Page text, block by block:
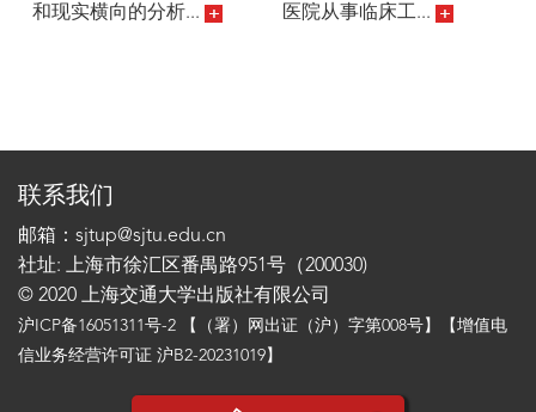
和现实横向的分析...
医院从事临床工...
联系我们
邮箱：sjtup@sjtu.edu.cn
社址: 上海市徐汇区番禺路951号（200030)
© 2020 上海交通大学出版社有限公司
沪ICP备16051311号-2 【（署）网出证（沪）字第008号】【增值电
信业务经营许可证 沪B2-20231019】